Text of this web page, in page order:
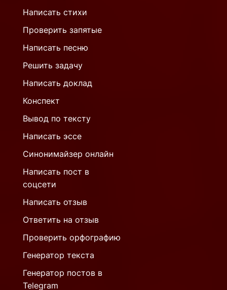
Написать стихи
Проверить запятые
Написать песню
Решить задачу
Написать доклад
Конспект
Вывод по тексту
Написать эссе
Синонимайзер онлайн
Написать пост в
соцсети
Написать отзыв
Ответить на отзыв
Проверить орфографию
Генератор текста
Генератор постов в
Telegram